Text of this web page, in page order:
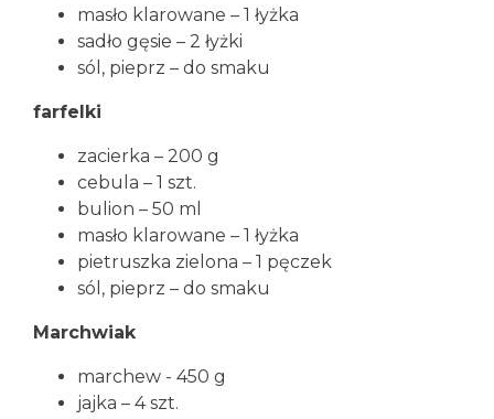
masło klarowane – 1 łyżka
sadło gęsie – 2 łyżki
sól, pieprz – do smaku
farfelki
zacierka – 200 g
cebula – 1 szt.
bulion – 50 ml
masło klarowane – 1 łyżka
pietruszka zielona – 1 pęczek
sól, pieprz – do smaku
Marchwiak
marchew - 450 g
jajka – 4 szt.